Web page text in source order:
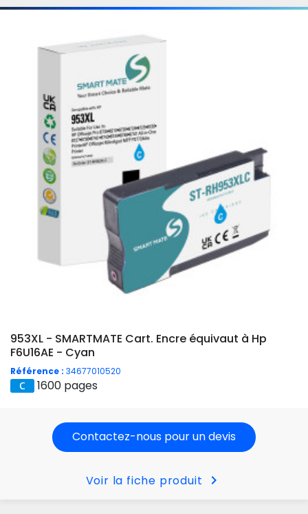
953XL - SMARTMATE Cart. Encre équivaut à Hp
F6U16AE - Cyan
Référence : 34677010520
1600 pages
Contactez-nous pour un devis
Voir la fiche produit chevron_right